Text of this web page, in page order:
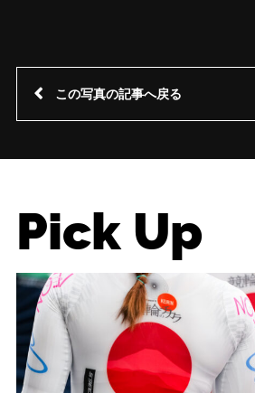
この写真の記事へ戻る
Pick Up